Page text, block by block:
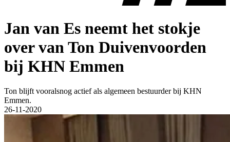
Jan van Es neemt het stokje
over van Ton Duivenvoorden
bij KHN Emmen
Ton blijft vooralsnog actief als algemeen bestuurder bij KHN
Emmen.
26-11-2020